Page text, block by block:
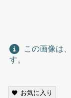
この画像は、
す。
お気に入り